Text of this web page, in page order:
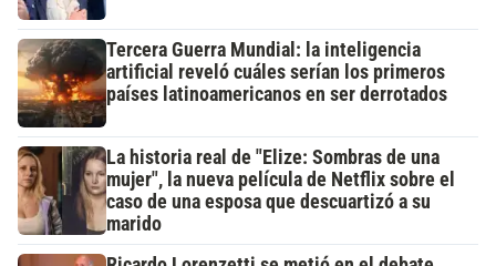
Tercera Guerra Mundial: la inteligencia
artificial reveló cuáles serían los primeros
países latinoamericanos en ser derrotados
La historia real de "Elize: Sombras de una
mujer", la nueva película de Netflix sobre el
caso de una esposa que descuartizó a su
marido